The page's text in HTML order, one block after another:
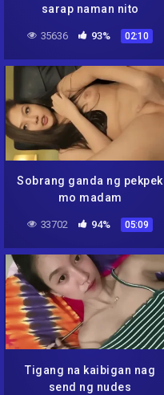
sarap naman nito
35636 93% 02:10
Sobrang ganda ng pekpek
mo madam
33702 94% 05:09
Tigang na kaibigan nag
send ng nudes